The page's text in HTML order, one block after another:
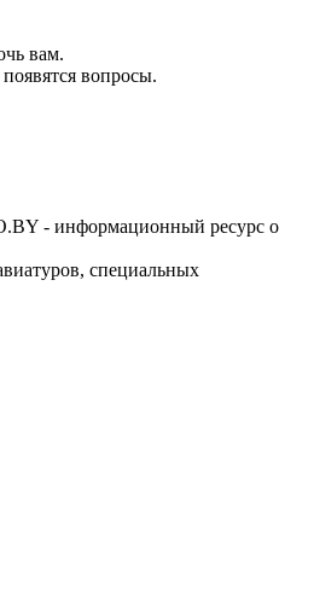
вам.
вопросы.
- информационный ресурс о
специальных